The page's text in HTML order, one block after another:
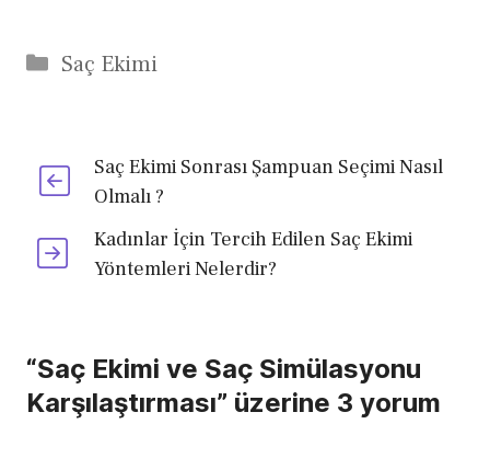
Kategoriler
Saç Ekimi
Saç Ekimi Sonrası Şampuan Seçimi Nasıl
Olmalı ?
Kadınlar İçin Tercih Edilen Saç Ekimi
Yöntemleri Nelerdir?
“Saç Ekimi ve Saç Simülasyonu
Karşılaştırması” üzerine 3 yorum